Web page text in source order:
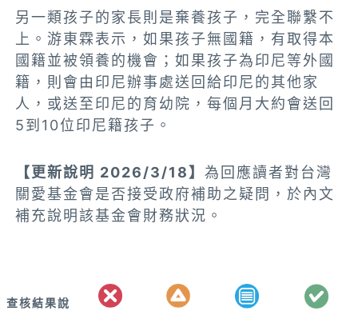
另一類孩子的家長則是棄養孩子，完全聯繫不
上。游東霖表示，如果孩子無國籍，有取得本
國籍並被領養的機會；如果孩子為印尼等外國
籍，則會由印尼辦事處送回給印尼的其他家
人，或送至印尼的育幼院，每個月大約會送回
5到10位印尼籍孩子。
【更新說明 2026/3/18】為回應讀者對台灣
關愛基金會是否接受政府補助之疑問，於內文
補充說明該基金會財務狀況。
查核結果說